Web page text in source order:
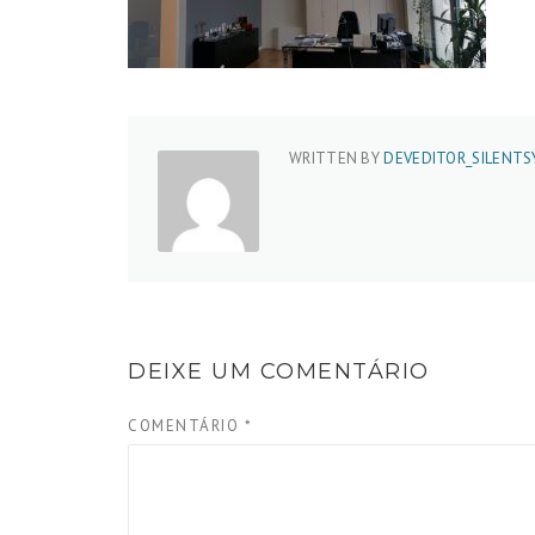
WRITTEN BY
DEIXE UM COMENTÁRIO
COMENTÁRIO *